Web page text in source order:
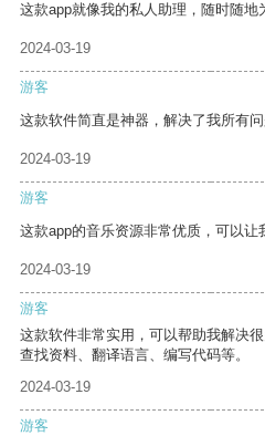
这款app就像我的私人助理，随时随地
2024-03-19
游客
这款软件简直是神器，解决了我所有问
2024-03-19
游客
这款app的音乐资源非常优质，可以让
2024-03-19
游客
这款软件非常实用，可以帮助我解决
查找资料、翻译语言、编写代码等。
2024-03-19
游客